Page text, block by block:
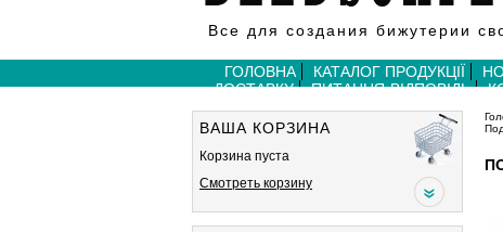
Все для создания бижутерии
ГОЛОВНА КАТАЛОГ ПРОДУКЦІЇ
ДОСТАВКУ
ПИТАННЯ-ВІДПОВІДЬ
ВАША КОРЗИНА
Корзина пуста
Смотреть корзину